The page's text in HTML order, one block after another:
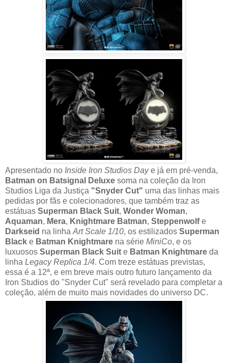
Apresentado no Inside Iron Studios Daye já em pré-venda,
Batman on Batsignal Deluxe soma na coleção da Iron
Studios Liga da Justiça "Snyder Cut" uma das linhas mais
pedidas por fãs e colecionadores, que também traz as
estátuas Superman Black Suit, Wonder Woman,
Aquaman, Mera, Knightmare Batman, Steppenwolfe
Darkseid na linha Art Scale 1/10, os estilizados Superman
Black e Batman Knightmare na série MiniCo, e os
luxuosos Superman Black Suit e Batman Knightmare da
linha Legacy Replica 1/4. Com treze estátuas previstas,
essa é a 12ª, e em breve mais outro futuro lançamento da
Iron Studios do "Snyder Cut" será revelado para completar a
coleção, além de muito mais novidades do universo DC.